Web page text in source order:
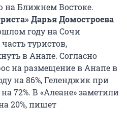
на Ближнем Востоке.
Дарья Домостроева
году на Сочи
туристов,
в Анапе. Согласно
на размещение в Анапе в
на 86%, Геленджик при
72%. В «Алеане» заметили
20%, пишет